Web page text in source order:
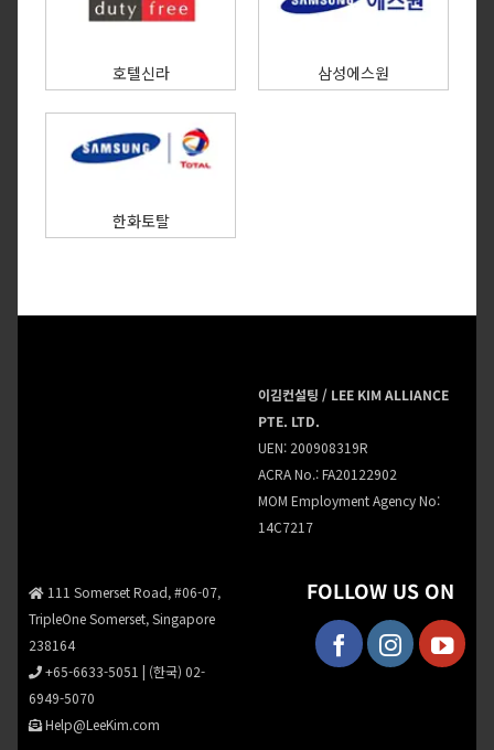
호텔신라 삼성에스원
한화토탈
이김컨설팅 / LEE KIM ALLIANCE
PTE. LTD.
UEN: 200908319R
ACRA No.: FA20122902
MOM Employment Agency No:
14C7217
111 Somerset Road, #06-07,
TripleOne Somerset, Singapore
238164
+65-6633-5051
(한국) 02-
6949-5070
Help@LeeKim.com
FOLLOW US ON